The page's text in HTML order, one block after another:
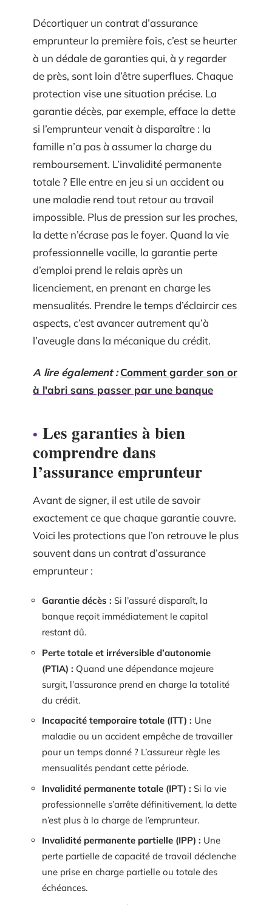
Décortiquer un contrat d’assurance
emprunteur la première fois, c’est se heurter
à un dédale de garanties qui, à y regarder
de près, sont loin d’être superflues. Chaque
protection vise une situation précise. La
garantie décès, par exemple, efface la dette
si l’emprunteur venait à disparaître : la
famille n’a pas à assumer la charge du
remboursement. L’invalidité permanente
totale ? Elle entre en jeu si un accident ou
une maladie rend tout retour au travail
impossible. Plus de pression sur les proches,
la dette n’écrase pas le foyer. Quand la vie
professionnelle vacille, la garantie perte
d’emploi prend le relais après un
licenciement, en prenant en charge les
mensualités. Prendre le temps d’éclaircir ces
aspects, c’est avancer autrement qu’à
l’aveugle dans la mécanique du crédit.
A lire également : Comment garder son or
à l'abri sans passer par une banque
Les garanties à bien
comprendre dans
l’assurance emprunteur
Avant de signer, il est utile de savoir
exactement ce que chaque garantie couvre.
Voici les protections que l’on retrouve le plus
souvent dans un contrat d’assurance
emprunteur :
Garantie décès : Si l’assuré disparaît, la
banque reçoit immédiatement le capital
restant dû.
Perte totale et irréversible d’autonomie
(PTIA) : Quand une dépendance majeure
surgit, l’assurance prend en charge la totalité
du crédit.
Incapacité temporaire totale (ITT) : Une
maladie ou un accident empêche de travailler
pour un temps donné ? L’assureur règle les
mensualités pendant cette période.
Invalidité permanente totale (IPT) : Si la vie
professionnelle s’arrête définitivement, la dette
n’est plus à la charge de l’emprunteur.
Invalidité permanente partielle (IPP) : Une
perte partielle de capacité de travail déclenche
une prise en charge partielle ou totale des
échéances.